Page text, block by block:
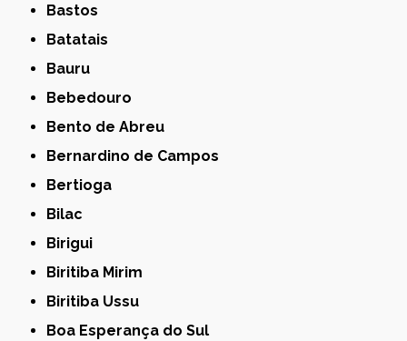
Bastos
Batatais
Bauru
Bebedouro
Bento de Abreu
Bernardino de Campos
Bertioga
Bilac
Birigui
Biritiba Mirim
Biritiba Ussu
Boa Esperança do Sul